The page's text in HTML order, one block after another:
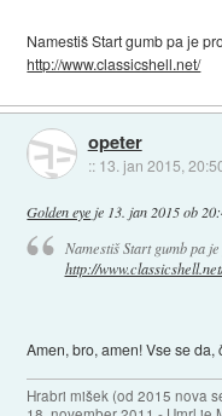
Namestiš Start gumb pa je
http://www.classicshell.net/
opeter
:: 13. jan 2015,
Golden eye je 13. jan 2015 ob
Namestiš Start gumb pa
http://
Amen, bro, amen! Vse se da,
Hrabri mišek (od 2015 nova